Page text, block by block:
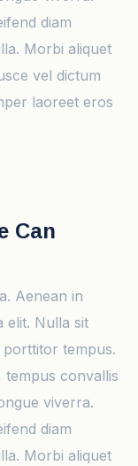
diam
Morbi aliquet
vel dictum
laoreet eros
Can
Aenean in
elit. Nulla sit
porttitor tempus.
tempus convallis
viverra.
diam
Morbi aliquet